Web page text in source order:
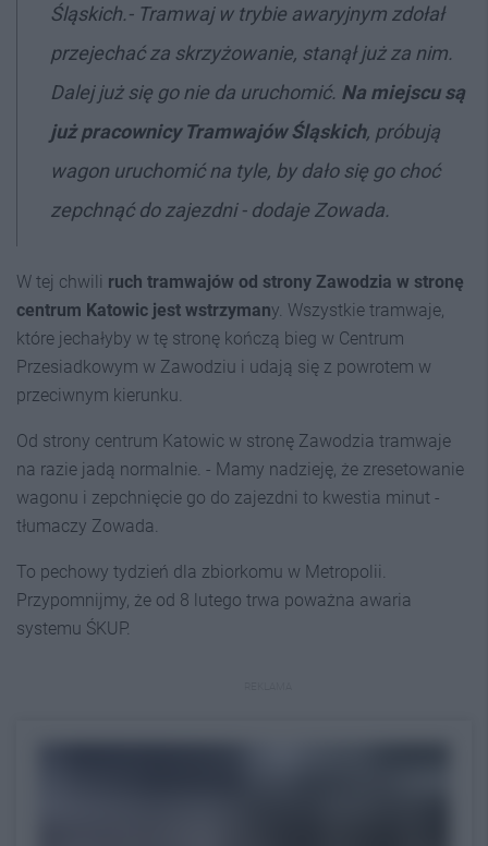
Śląskich.- Tramwaj w trybie awaryjnym zdołał
przejechać za skrzyżowanie, stanął już za nim.
Dalej już się go nie da uruchomić. Na miejscu są
już pracownicy Tramwajów Śląskich, próbują
wagon uruchomić na tyle, by dało się go choć
zepchnąć do zajezdni - dodaje Zowada.
W tej chwili ruch tramwajów od strony Zawodzia w stronę
centrum Katowic jest wstrzymany. Wszystkie tramwaje,
które jechałyby w tę stronę kończą bieg w Centrum
Przesiadkowym w Zawodziu i udają się z powrotem w
przeciwnym kierunku.
Od strony centrum Katowic w stronę Zawodzia tramwaje
na razie jadą normalnie. - Mamy nadzieję, że zresetowanie
wagonu i zepchnięcie go do zajezdni to kwestia minut -
tłumaczy Zowada.
To pechowy tydzień dla zbiorkomu w Metropolii.
Przypomnijmy, że od 8 lutego trwa poważna awaria
systemu ŚKUP.